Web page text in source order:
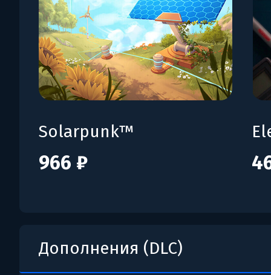
Solarpunk™
966 ₽
Дополнения (DLC)